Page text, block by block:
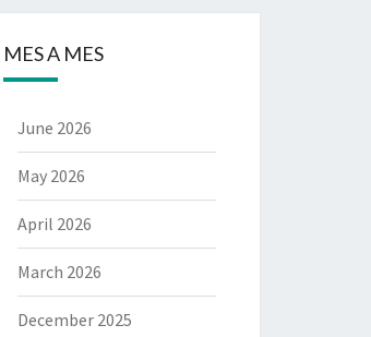
MES A MES
June 2026
May 2026
April 2026
March 2026
December 2025